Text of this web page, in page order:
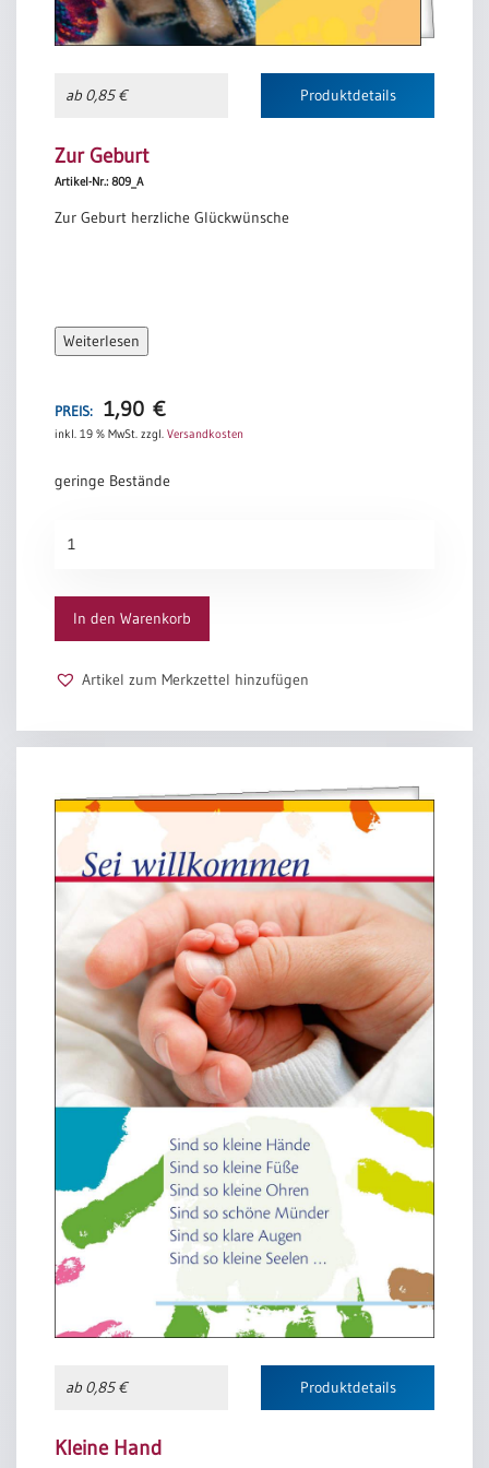
ab 0,85 € Produktdetails
Zur Geburt
Artikel-Nr.: 809_A
Zur Geburt herzliche Glückwünsche
Weiterlesen
PREIS: 1,90 €
inkl. 19 % MwSt. zzgl. Versandkosten
geringe Bestände
Geburt
In den Warenkorb
Artikel zum Merkzettel hinzufügen
ab 0,85 € Produktdetails
Kleine Hand